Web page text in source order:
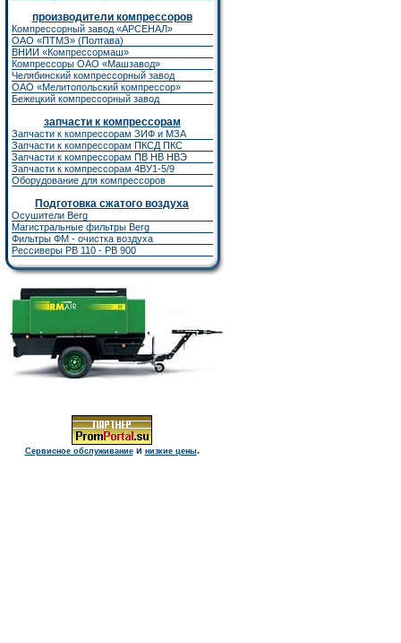
производители компрессоров
Компрессорный завод «АРСЕНАЛ»
ОАО «ПТМЗ» (Полтава)
ВНИИ «Компрессормаш»
Компрессоры ОАО «Машзавод»
Челябинский компрессорный завод
ОАО «Мелитопольский компрессор»
Бежецкий компрессорный завод
запчасти к компрессорам
Запчасти к компрессорам ЗИФи МЗА
Запчасти к компрессорам ПКСД ПКС
Запчасти к компрессорам ПВ НВ НВЭ
Запчасти к компрессорам 4ВУ1-5/9
Оборудование для компрессоров
Подготовка сжатого воздуха
Осушители Berg
Магистральные фильтры Berg
Фильтры ФМ - очистка воздуха
Рессиверы РВ 110 - РВ 900
Сервисное обслуживаниеи низкие цены.